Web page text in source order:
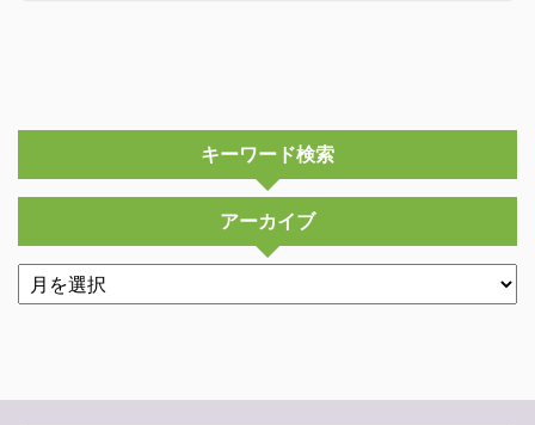
キーワード検索
アーカイブ